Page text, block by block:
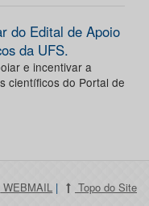
do Edital de Apoio
da UFS.
e incentivar a
científicos do Portal de
WEBMAIL | Topo do Site